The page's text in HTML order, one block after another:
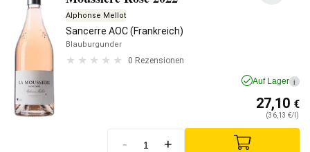
Alphonse Mellot
Sancerre AOC (Frankreich)
Blauburgunder
0 Rezensionen
Auf Lager i
27,10 €
(36,13 €/l)
- +